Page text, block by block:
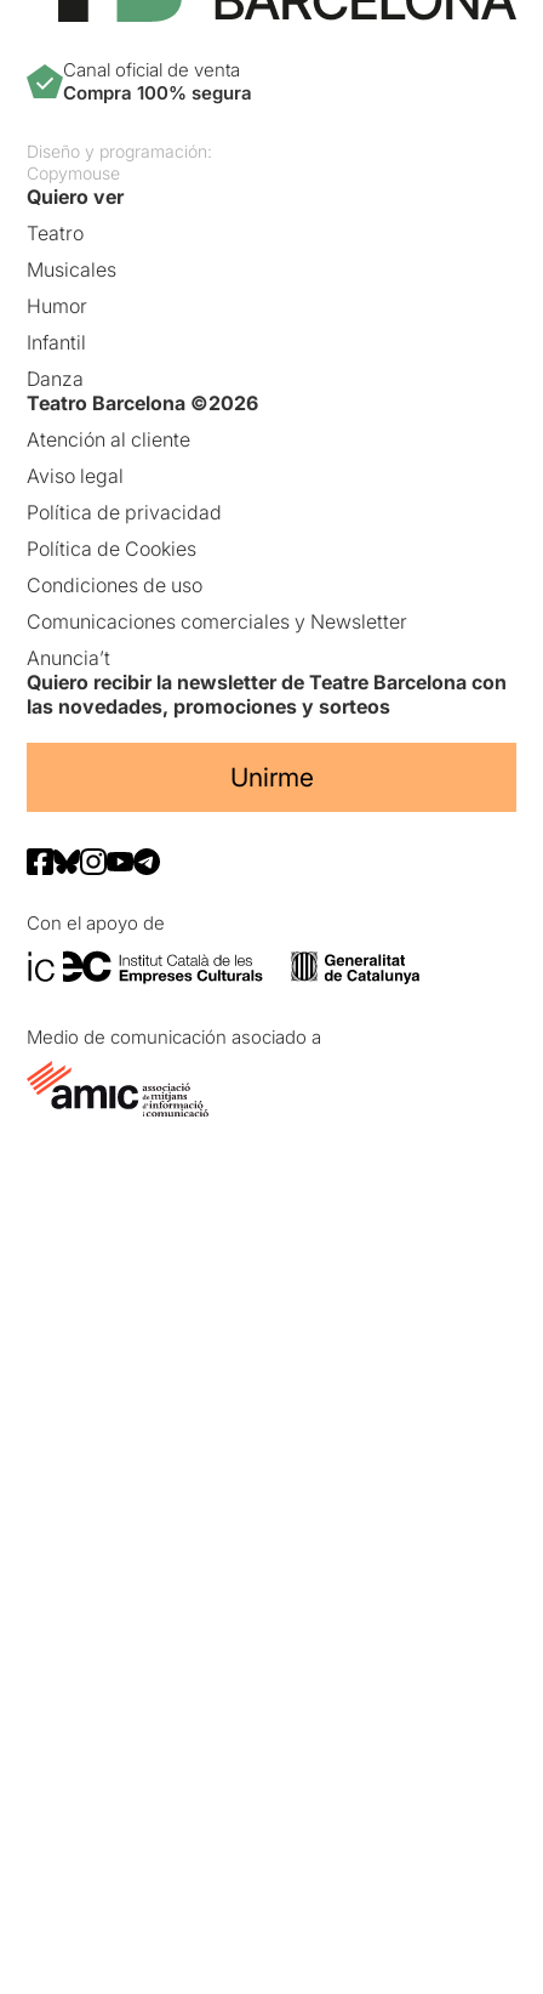
Canal oficial de venta
Compra 100% segura
Diseño y programación:
Copymouse
Quiero ver
Teatro
Musicales
Humor
Infantil
Danza
Teatro Barcelona ©2026
Atención al cliente
Aviso legal
Política de privacidad
Política de Cookies
Condiciones de uso
Comunicaciones comerciales y Newsletter
Anuncia’t
Quiero recibir la newsletter de Teatre Barcelona con
las novedades, promociones y sorteos
Unirme
Con el apoyo de
Medio de comunicación asociado a